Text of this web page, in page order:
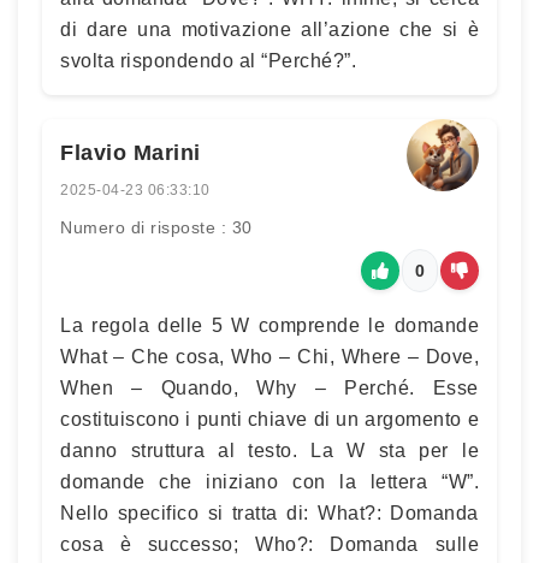
di dare una motivazione all’azione che si è
svolta rispondendo al “Perché?”.
Flavio Marini
2025-04-23 06:33:10
Numero di risposte : 30
0
La regola delle 5 W comprende le domande
What – Che cosa, Who – Chi, Where – Dove,
When – Quando, Why – Perché. Esse
costituiscono i punti chiave di un argomento e
danno struttura al testo. La W sta per le
domande che iniziano con la lettera “W”.
Nello specifico si tratta di: What?: Domanda
cosa è successo; Who?: Domanda sulle